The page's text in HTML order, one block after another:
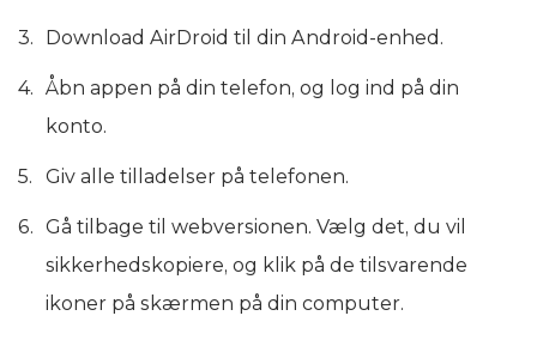
Download AirDroid til din Android-enhed.
Åbn appen på din telefon, og log ind på din
konto.
Giv alle tilladelser på telefonen.
Gå tilbage til webversionen. Vælg det, du vil
sikkerhedskopiere, og klik på de tilsvarende
ikoner på skærmen på din computer.